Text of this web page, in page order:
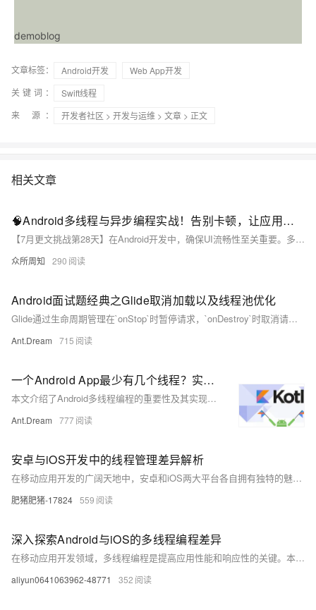
demoblog
文章标签： Android开发
Web App开发
关键词：
Swift线程
来 源：
开发者社区 > 开发与运维 > 文章 > 正文
相关文章
🧠Android多线程与异步编程实战！告别卡顿，让应用响应如丝般顺滑！🧵
【7月更文挑战第28天】在Android开发中，确保UI流畅性至关重要。多线程与异步编程技术可将耗时操作移至后台，避免阻塞主线程。我们通常采用`Thread`类、`Handler`与`Looper`、`AsyncTask`及`ExecutorService`等进行多线程编程。
众所周知 290
Android面试题经典之Glide取消加载以及线程池优化
Glide通过生命周期管理在`onStop`时暂停请求，`onDestroy`时取消请求，减少资源浪费。在`EngineJob`和`DecodeJob`中使用`cancel`方法标记任务并中断数据获取。当网络请求被取消时，`HttpUrlFetcher`的`cancel`方法设置标志，之后的数据获取会返回`null`，中断加载流程。Glide还使用定制的线程池，如AnimationExecutor、diskCacheExecutor、sourceExecutor和newUnlimitedSourceExecutor，其中某些禁止网络访问，并根据CPU核心数动态调整线程数。
Ant.Dream 715
一个Android App最少有几个线程？实现多线程的方式有哪些？
本文介绍了Android多线程编程的重要性及其实现方法，涵盖了基本概念、常见线程类型（如主线程、工作线程）以及多种多线程实现方式（如`Thread`、`HandlerThread`、`Executors`、Kotlin协程等）。通过合理的多线程管理，可大幅提升应用性能和用户体验。
Ant.Dream 777
安卓与iOS开发中的线程管理差异解析
在移动应用开发的广阔天地中，安卓和iOS两大平台各自拥有独特的魅力。如同东西方文化的差异，它们在处理多线程任务时也展现出不同的哲学。本文将带你穿梭于这两个平台之间，比较它们在线程管理上的核心理念、实现方式及性能考量，助你成为跨平台的编程高手。
肥猪肥猪-17824 559
深入探索Android与iOS的多线程编程差异
在移动应用开发领域，多线程编程是提高应用性能和响应性的关键。本文将对比分析Android和iOS两大平台在多线程处理上的不同实现机制，探讨它们各自的优势与局限性，并通过实例展示如何在这两个平台上进行有效的多线程编程。通过深入了解这些差异，开发者可以更好地选择适合自己项目需求的技术和策略，从而优化应用的性能和用户体验。
aliyun0641063962-48771 352